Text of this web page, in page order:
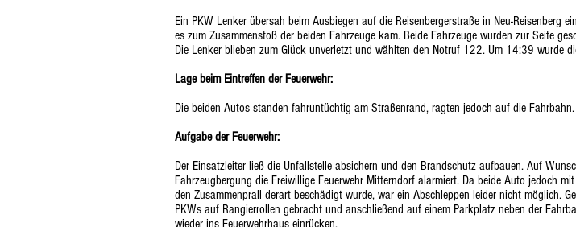
Ein PKW Lenker übersah beim Ausbiegen auf die Reisenbergerstraße in Neu-Reisenberg
es zum Zusammenstoß der beiden Fahrzeuge kam. Beide Fahrzeuge wurden zur Seite
Die Lenker blieben zum Glück unverletzt und wählten den Notruf 122. Um 14:39 wurde
Lage beim Eintreffen der Feuerwehr:
Die beiden Autos standen fahruntüchtig am Straßenrand, ragten jedoch auf die
Aufgabe der Feuerwehr:
Der Einsatzleiter ließ die Unfallstelle absichern und den Brandschutz aufbauen. Auf
Fahrzeugbergung die Freiwillige Feuerwehr Mitterndorf alarmiert. Da beide Auto jedoch
den Zusammenprall derart beschädigt wurde, war ein Abschleppen leider nicht möglich.
PKWs auf Rangierrollen gebracht und anschließend auf einem Parkplatz neben der
wieder ins Feuerwehrhaus einrücken.